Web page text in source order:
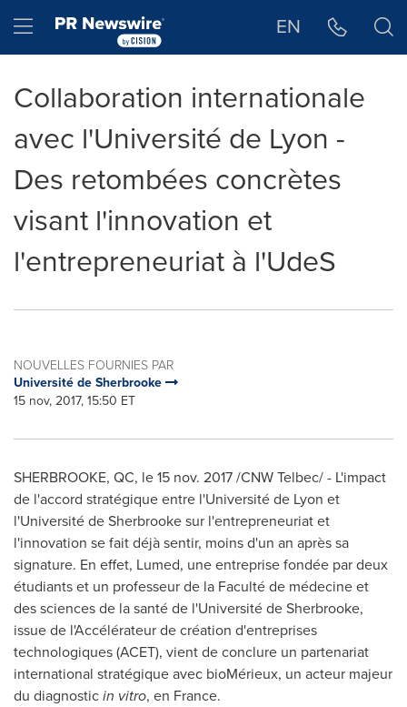
Hamburger menu EN
Collaboration internationale
avec l'Université de Lyon -
Des retombées concrètes
visant l'innovation et
l'entrepreneuriat à l'UdeS
NOUVELLES FOURNIES PAR
Université de Sherbrooke
15 nov, 2017, 15:50 ET
SHERBROOKE, QC, le15 nov. 2017/CNW Telbec/ - L'impact
de l'accord stratégique entre l'Université de Lyon et
l'Université deSherbrookesur l'entrepreneuriat et
l'innovation se fait déjà sentir, moins d'un an après sa
signature. En effet, Lumed, une entreprise fondée par deux
étudiants et un professeur de la Faculté de médecine et
des sciences de la santé de l'Université deSherbrooke,
issue de l'Accélérateur de création d'entreprises
technologiques (ACET), vient de conclure un partenariat
international stratégique avec bioMérieux, un acteur majeur
du diagnosticin vitro, en France.